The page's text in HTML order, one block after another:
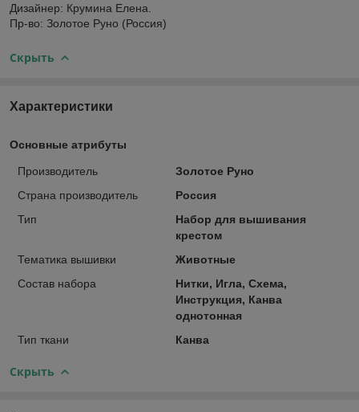
Дизайнер: Крумина Елена.
Пр-во: Золотое Руно (Россия)
Скрыть
Характеристики
Основные атрибуты
Производитель
Золотое Руно
Страна производитель
Россия
Тип
Набор для вышивания
крестом
Тематика вышивки
Животные
Состав набора
Нитки, Игла, Схема,
Инструкция, Канва
однотонная
Тип ткани
Канва
Скрыть